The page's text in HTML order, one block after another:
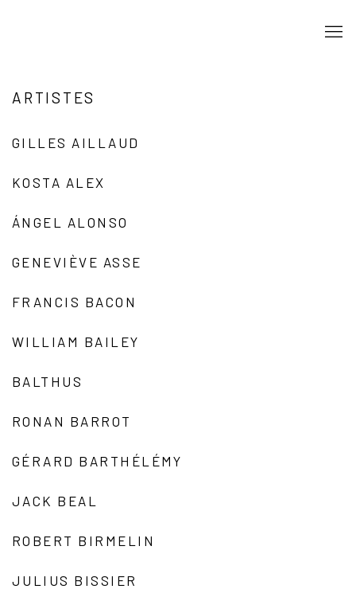
ARTISTES
GILLES AILLAUD
KOSTA ALEX
ÁNGEL ALONSO
GENEVIÈVE ASSE
FRANCIS BACON
WILLIAM BAILEY
BALTHUS
RONAN BARROT
GÉRARD BARTHÉLÉMY
JACK BEAL
ROBERT BIRMELIN
JULIUS BISSIER